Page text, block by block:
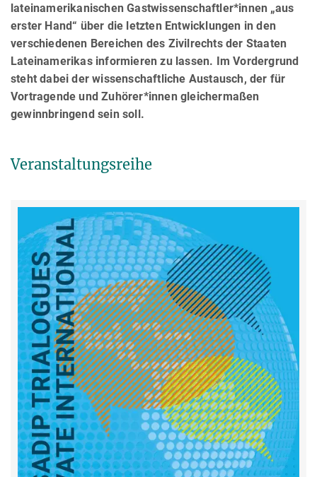
lateinamerikanischen Gastwissenschaftler*innen „aus
erster Hand“ über die letzten Entwicklungen in den
verschiedenen Bereichen des Zivilrechts der Staaten
Lateinamerikas informieren zu lassen. Im Vordergrund
steht dabei der wissenschaftliche Austausch, der für
Vortragende und Zuhörer*innen gleichermaßen
gewinnbringend sein soll.
Veranstaltungsreihe